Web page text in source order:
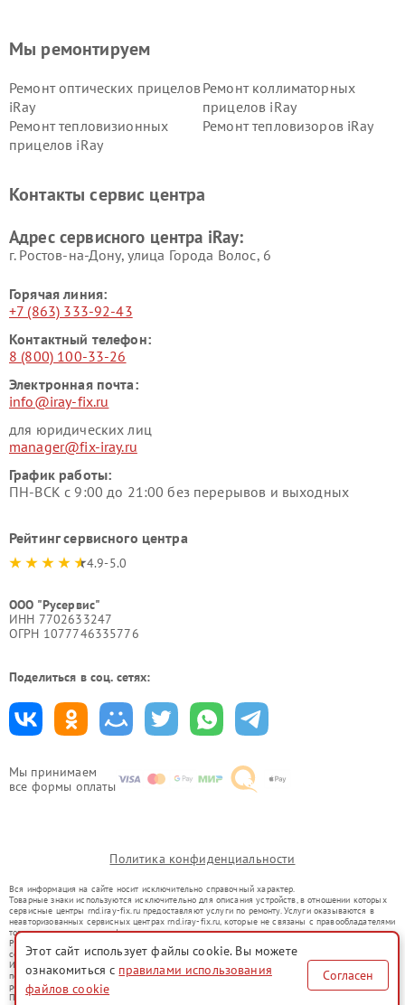
Мы принимаем
все формы оплаты
Мы ремонтируем
Ремонт оптических прицелов
iRay
Ремонт коллиматорных
прицелов iRay
Ремонт тепловизионных
прицелов iRay
Ремонт тепловизоров iRay
Контакты сервис центра
Адрес сервисного центра iRay:
г. Ростов-на-Дону, улица Города Волос, 6
Горячая линия:
+7 (863) 333-92-43
Контактный телефон:
8 (800) 100-33-26
Электронная почта:
info@iray-fix.ru
для юридических лиц
manager@fix-iray.ru
График работы:
ПН-ВСК с 9:00 до 21:00 без перерывов и выходных
Рейтинг сервисного центра
4.9-5.0
ООО "Русервис"
ИНН 7702633247
ОГРН 1077746335776
Поделиться в соц. сетях:
Политика конфиденциальности
Вся информация на сайте носит исключительно справочный характер.
Товарные знаки используются исключительно для описания устройств, в отношении которых
сервисные центры rnd.iray-fix.ru предоставляют услуги по ремонту. Услуги оказываются в
неавторизованных сервисных центрах rnd.iray-fix.ru, которые не связаны с правообладателями
товарных знаков или их официальными представителями.
Ремонт осуществляется для устройств, уже введенных в гражданский оборот в соответствии
со статьей 1487 ГК РФ.
Использование товарных знаков не преследует цели индивидуализации услуг или введения
потребителей в заблуждение, а служит для информирования о предоставляемых услугах по
ремонту техники указанных брендов.
Представленная на сайте информация не является публичной офертой, определяемой
Этот сайт использует файлы cookie. Вы можете
ознакомиться с правилами использования
файлов cookie
Согласен